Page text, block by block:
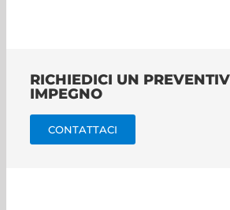
RICHIEDICI UN
IMPEGNO
CONTATTACI